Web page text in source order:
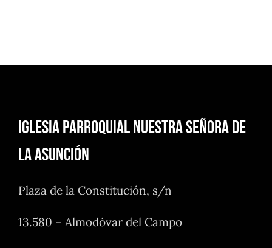
Iglesia Parroquial Nuestra Señora de
la Asunción
Plaza de la Constitución, s/n
13.580 – Almodóvar del Campo